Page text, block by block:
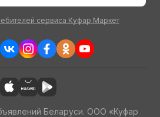
сервиса Куфар Маркет
Беларуси. ООО «Куфар